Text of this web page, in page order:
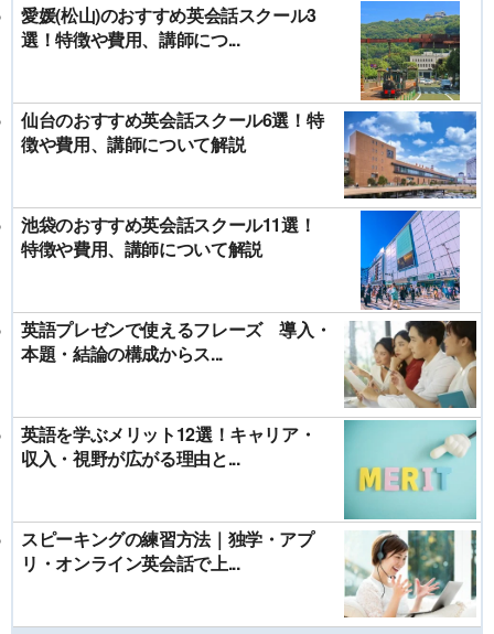
愛媛(松山)のおすすめ英会話スクール3
選！特徴や費用、講師につ...
仙台のおすすめ英会話スクール6選！特
徴や費用、講師について解説
池袋のおすすめ英会話スクール11選！
特徴や費用、講師について解説
英語プレゼンで使えるフレーズ 導入・
本題・結論の構成からス...
英語を学ぶメリット12選！キャリア・
収入・視野が広がる理由と...
スピーキングの練習方法｜独学・アプ
リ・オンライン英会話で上...